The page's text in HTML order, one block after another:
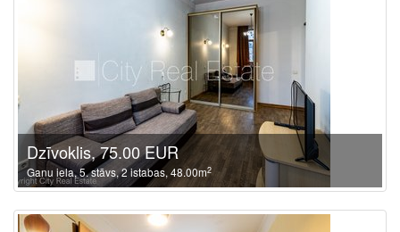
Dzīvoklis, 75.00 EUR
Ganu iela, 5. stāvs, 2 istabas, 48.00m2